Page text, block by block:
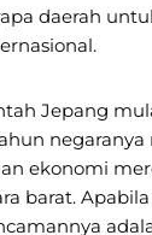
daerah
Jepang
ekonomi
barat.